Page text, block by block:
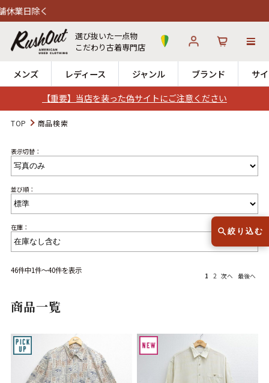
【重要】当店を装った偽サイトにご注意ください
選び抜いた一点物
こだわり古着専門店
メンズ レディース ジャンル ブランド サ
ログイン
店舗一覧
全国7店舗・公式通販の比較 →
発送について 12時までのご注文で当日出荷！
5 ラルフローレン 大きいサイズ
TOP 商品検索
表示切替：
並び順：
在庫：
46件中1件～40件を表示
1 2 次へ 最後へ
商品一覧
絞り込む